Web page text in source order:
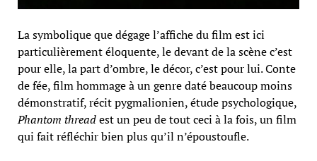
La symbolique que dégage l’affiche du film est ici
particulièrement éloquente, le devant de la scène c’est
pour elle, la part d’ombre, le décor, c’est pour lui. Conte
de fée, film hommage à un genre daté beaucoup moins
démonstratif, récit pygmalionien, étude psychologique,
Phantom threadest un peu de tout ceci à la fois, un film
qui fait réfléchir bien plus qu’il n’époustoufle.